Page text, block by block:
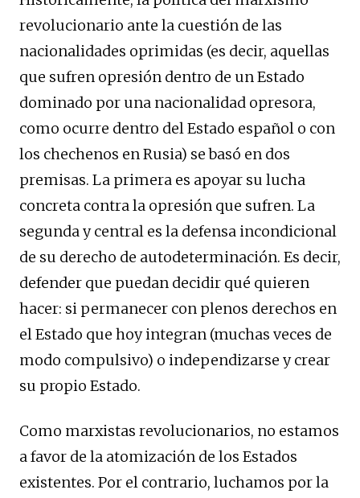
revolucionario ante la cuestión de las
nacionalidades oprimidas (es decir, aquellas
que sufren opresión dentro de un Estado
dominado por una nacionalidad opresora,
como ocurre dentro del Estado español o con
los chechenos en Rusia) se basó en dos
premisas. La primera es apoyar su lucha
concreta contra la opresión que sufren. La
segunda y central es la defensa incondicional
de su derecho de autodeterminación. Es decir,
defender que puedan decidir qué quieren
hacer: si permanecer con plenos derechos en
el Estado que hoy integran (muchas veces de
modo compulsivo) o independizarse y crear
su propio Estado.
Como marxistas revolucionarios, no estamos
a favor de la atomización de los Estados
existentes. Por el contrario, luchamos por la